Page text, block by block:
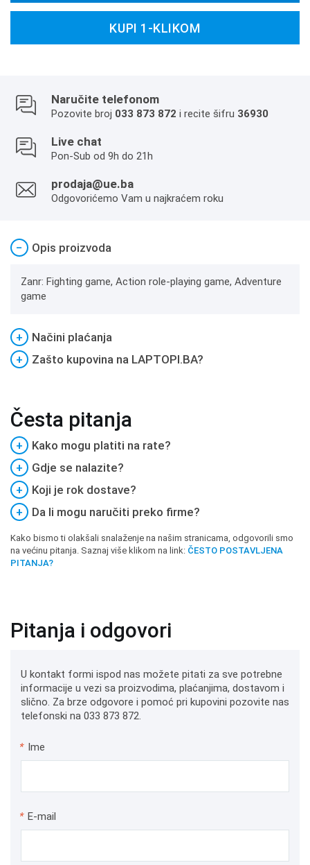
KUPI 1-KLIKOM
Naručite telefonom
Pozovite broj 033 873 872 i recite šifru 36930
Live chat
Pon-Sub od 9h do 21h
prodaja@ue.ba
Odgovorićemo Vam u najkraćem roku
− Opis proizvoda
Zanr: Fighting game, Action role-playing game, Adventure
game
+
Načini plaćanja
+
Zašto kupovina na LAPTOPI.BA?
Česta pitanja
+
Kako mogu platiti na rate?
+
Gdje se nalazite?
+
Koji je rok dostave?
+
Da li mogu naručiti preko firme?
Kako bismo ti olakšali snalaženje na našim stranicama, odgovorili smo
na većinu pitanja. Saznaj više klikom na link: ČESTO POSTAVLJENA
PITANJA?
Pitanja i odgovori
U kontakt formi ispod nas možete pitati za sve potrebne
informacije u vezi sa proizvodima, plaćanjima, dostavom i
slično. Za brze odgovore i pomoć pri kupovini pozovite nas
telefonski na 033 873 872.
* Ime
* E-mail